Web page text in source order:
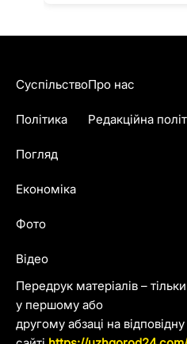
Передрук матеріалів –
у першому або
другому абзаці на відповідну
Суспільство
Політика
Погляд
Економіка
Фото
Відео
Про нас
Редакційна